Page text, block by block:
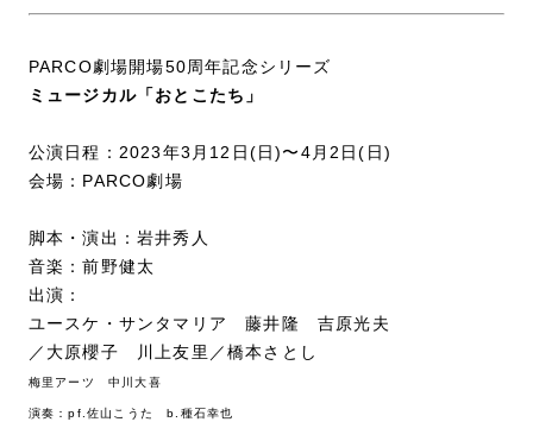
PARCO劇場開場50周年記念シリーズ
ミュージカル「おとこたち」
公演日程：2023年3月12日(日)〜4月2日(日)
会場：PARCO劇場
脚本・演出：岩井秀人
音楽：前野健太
出演：
ユースケ・サンタマリア 藤井隆 吉原光夫
／大原櫻子 川上友里／橋本さとし
梅里アーツ 中川大喜
演奏：pf.佐山こうた b.種石幸也